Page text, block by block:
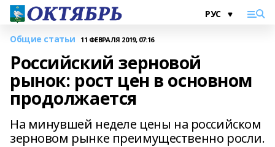
Общие статьи 11 ФЕВРАЛЯ 2019, 07:16
Российский зерновой
рынок: рост цен в основном
продолжается
На минувшей неделе цены на российском
зерновом рынке преимущественно росли.